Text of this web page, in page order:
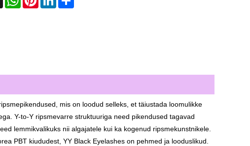
mis on loodud selleks, et täiustada loomulikke
Y-to-Y ripsmevarre struktuuriga need pikendused tagavad
lemmikvalikuks nii algajatele kui ka kogenud ripsmekunstnikele.
PBT kiududest, YY Black Eyelashes on pehmed ja looduslikud.